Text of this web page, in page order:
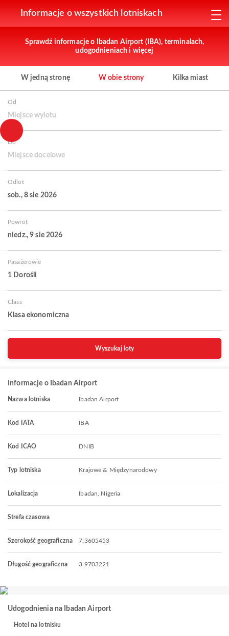
Informacje o wszystkich lotniskach
Sprawdź informacje o Ibadan Airport (IBA), terminalach,
udogodnieniach i więcej
W jedną stronę W obie strony Kilka miast
Od
Miejsce wylotu
Do
Miejsce docelowe
Odlot
sob., 8 sie 2026
Powrót
niedz., 9 sie 2026
Pasażerowie
1 Dorośli
Class
Klasa ekonomiczna
Wyszukaj loty
Informacje o Ibadan Airport
Nazwa lotniska Ibadan Airport
Kod IATA IBA
Kod ICAO DNIB
Typ lotniska Krajowe & Międzynarodowy
Lokalizacja Ibadan, Nigeria
Strefa czasowa
Szerokość geograficzna 7.3605453
Długość geograficzna 3.9703221
Udogodnienia na Ibadan Airport
Hotel na lotnisku